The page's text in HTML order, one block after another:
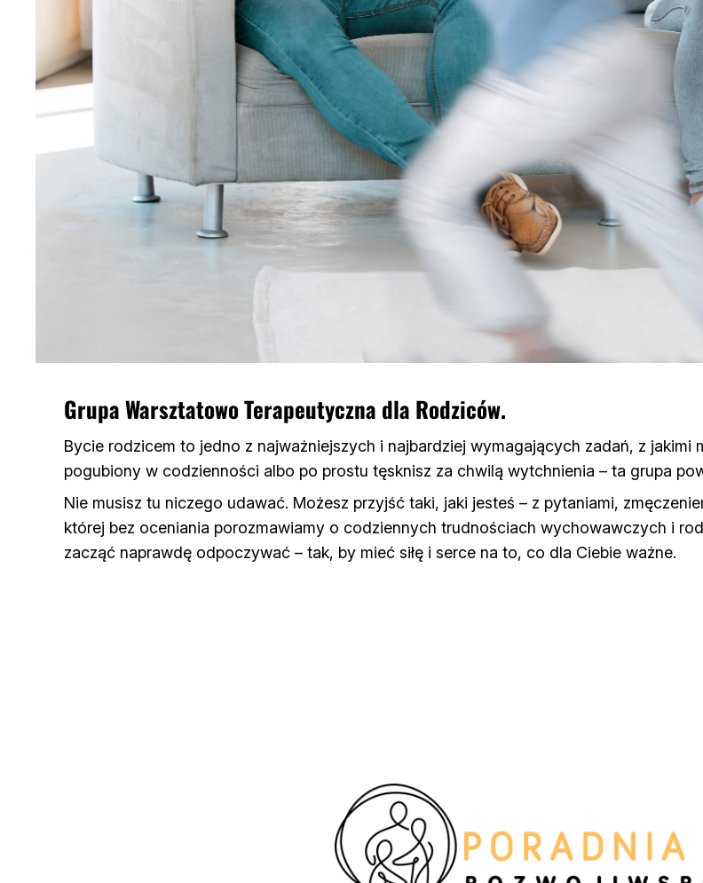
Grupa Warsztatowo Terapeutyczna dla Rodziców.
Bycie rodzicem to jedno z najważniejszych i najbardziej wymagających zadań, z jakimi
pogubiony w codzienności albo po prostu tęsknisz za chwilą wytchnienia – ta grupa
Nie musisz tu niczego udawać. Możesz przyjść taki, jaki jesteś – z pytaniami,
której bez oceniania porozmawiamy o codziennych trudnościach wychowawczych i
zacząć naprawdę odpoczywać – tak, by mieć siłę i serce na to, co dla Ciebie ważne.